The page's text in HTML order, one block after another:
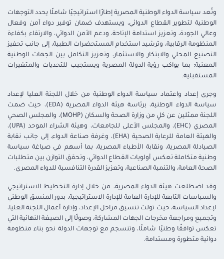
وتُعد سياسة الدواء الوطنية المصرية إطارًا استراتيجيًا شاملًا يحدد التوجهات
الوطنية لتطوير القطاع الدوائي، ويستهدف ضمان توفير دواء آمن وفعال
وعالي الجودة، وتعزيز استدامة الإتاحة، ودعم الأمن الدوائي، والارتقاء بكفاءة
المنظومة الرقابية، وترشيد استخدام المستحضرات الطبية، إلى جانب تحفيز
التصنيع المحلي والابتكار والاستثمار، وتعزيز التكامل بين الجهات الوطنية
المعنية؛ بما يواكب رؤية الدولة المصرية ويستجيب للتحديات والمتغيرات
المستقبلية.
وجرى إعداد واعتماد سياسة الدواء الوطنية من خلال اللجنة العليا لإعداد
سياسة الدواء الوطنية، برئاسة هيئة الدواء المصرية (EDA)، حيث ضمت
اللجنة ممثلين عن كلٍ من وزارة الصحة والسكان (MOHP)، والمجلس الصحي
المصري (EHC)، والمجلس الأعلى للجامعات، وهيئة الشراء الموحد (UPA)،
والهيئة العامة للرعاية الصحية (EHA)، وغرفة صناعة الدواء، إلى جانب نقابة
الصيادلة المصرية، ونقابة الأطباء المصرية، بما أسهم في صياغة سياسة
وطنية متكاملة تعكس أولويات القطاع الدوائي، وتحقق التوازن بين متطلبات
الصحة العامة، والتنمية الصناعية، وتعزيز القدرة التنافسية للدواء المصري.
وقد اضطلعت هيئة الدواء المصرية، من خلال إدارة التخطيط الاستراتيجي
والسياسات التابعة للإدارة العامة للإدارة الاستراتيجية، بدور المنسق الوطني
لإعداد السياسة، حيث تولت تنسيق مراحل الإعداد، وإدارة أعمال اللجنة العليا،
وتجميع ومراجعة مخرجات الجهات المشاركة، وصولًا إلى الصيغة النهائية التي
تعكس توافقًا وطنيًا شاملًا، وتنسجم مع توجهات الدولة نحو بناء منظومة
دوائية متطورة ومستدامة.